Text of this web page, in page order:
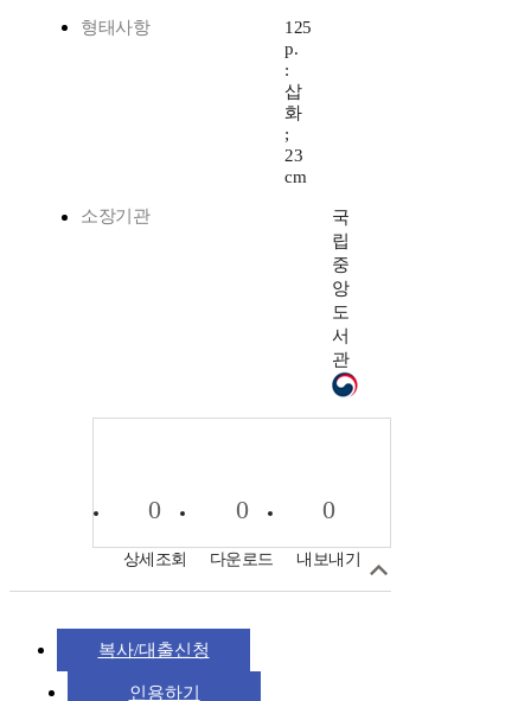
형태사항
125
p.
:
삽
화
;
23
cm
소장기관
국
립
중
앙
도
서
관
0
상세조회
0
다운로드
0
내보내기
복사/대출신청
인용하기